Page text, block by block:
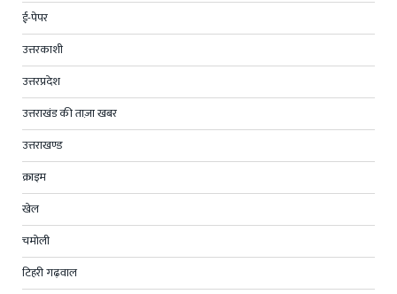
ई-पेपर
उत्तरकाशी
उत्तरप्रदेश
उत्तराखंड की ताज़ा खबर
उत्तराखण्ड
क्राइम
खेल
चमोली
टिहरी गढ़वाल